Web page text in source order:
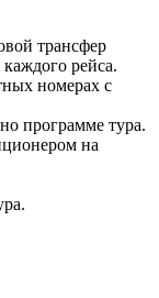
трансфер
рейса.
номерах с
программе тура.
на